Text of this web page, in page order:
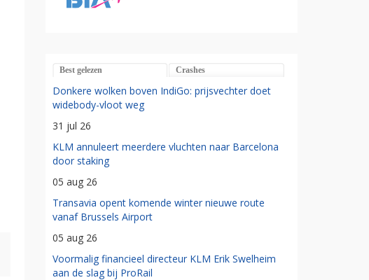
Best gelezen Crashes
Donkere wolken boven IndiGo: prijsvechter doet
widebody-vloot weg
31 jul 26
KLM annuleert meerdere vluchten naar Barcelona
door staking
05 aug 26
Transavia opent komende winter nieuwe route
vanaf Brussels Airport
05 aug 26
Voormalig financieel directeur KLM Erik Swelheim
aan de slag bij ProRail